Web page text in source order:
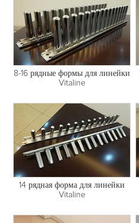
8-16 рядные формы для линейки
Vitaline
14 рядная форма для линейки
Vitaline